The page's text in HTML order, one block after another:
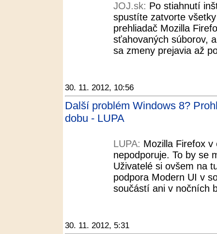
JOJ.sk: Po stiahnutí
spustíte zatvorte
prehliadač Mozilla
sťahovaných súborov,
sa zmeny prejavia až
30. 11. 2012, 10:56
Další problém Windows 8?
dobu - LUPA
LUPA: Mozilla Firefox
nepodporuje. To by se
Uživatelé si ovšem na
podpora Modern UI v
součástí ani v nočních
30. 11. 2012, 5:31